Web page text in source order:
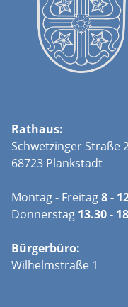
Rathaus:
Schwetzinger Straße
68723 Plankstadt
Montag - Freitag8 -
Donnerstag 13.30 -
Bürgerbüro:
Wilhelmstraße 1